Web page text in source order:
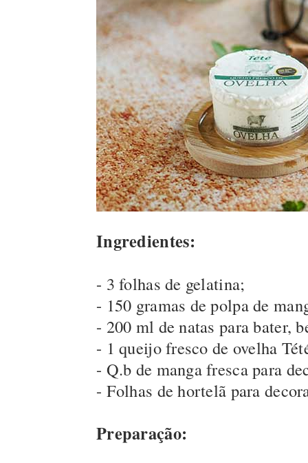
Ingredientes:
- 3 folhas de gelatina;
- 150 gramas de polpa de
- 200 ml de natas para bater,
- 1 queijo fresco de ovelha
- Q.b de manga fresca para
- Folhas de hortelã para
Preparação: